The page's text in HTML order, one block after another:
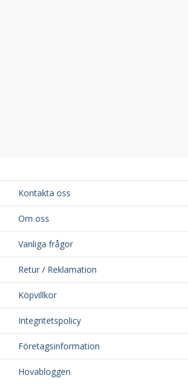
Kontakta oss
Om oss
Vanliga frågor
Retur / Reklamation
Köpvillkor
Integritetspolicy
Företagsinformation
Hovabloggen